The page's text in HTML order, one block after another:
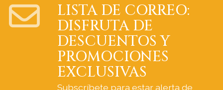
LISTA DE CORREO:
DISFRUTA DE
DESCUENTOS Y
PROMOCIONES
EXCLUSIVAS
Subscríbete para estar alerta de